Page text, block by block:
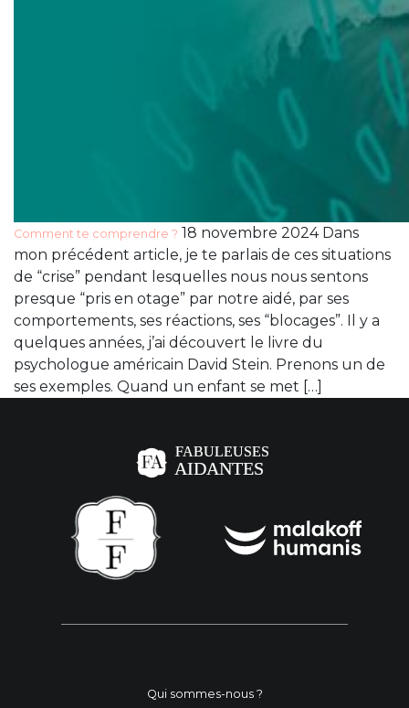
Comment te comprendre ? 18 novembre 2024 Dans
mon précédent article, je te parlais de ces situations
de “crise” pendant lesquelles nous nous sentons
presque “pris en otage” par notre aidé, par ses
comportements, ses réactions, ses “blocages”. Il y a
quelques années, j’ai découvert le livre du
psychologue américain David Stein. Prenons un de
ses exemples. Quand un enfant se met […]
Qui sommes-nous ?